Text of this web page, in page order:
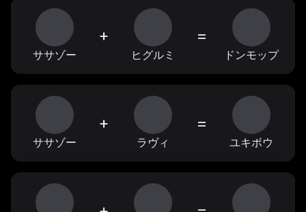
ササゾー
+
ヒグルミ
=
ドンモップ
ササゾー
+
ラヴィ
=
ユキボウ